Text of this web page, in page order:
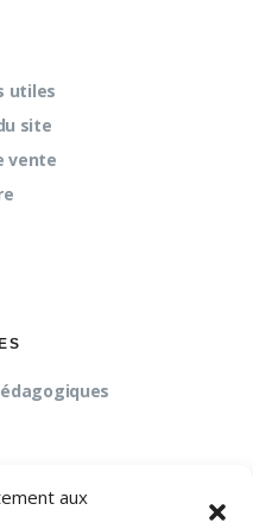
aux
utiles
site
vente